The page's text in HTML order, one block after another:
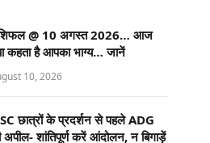
@ 10 अगस्त 2026… आज
कहता है आपका भाग्य… जानें
10, 2026
छात्रों के प्रदर्शन से पहले ADG
अपील- शांतिपूर्ण करें आंदोलन, न बिगाड़ें